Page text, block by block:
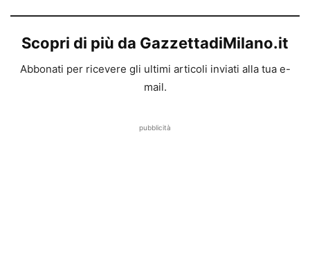
Scopri di più da GazzettadiMilano.it
Abbonati per ricevere gli ultimi articoli inviati alla tua e-
mail.
pubblicità